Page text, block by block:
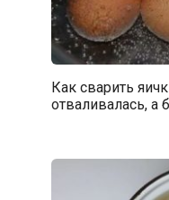
Как сварить
отваливалась, а